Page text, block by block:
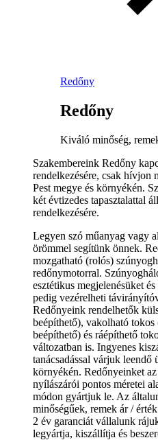
Redőny
Redőny
Kiváló minőség,
Szakembereink Redőny
rendelkezésére, csak hívjon
Pest megye és környékén.
két évtizedes tapasztalattal
rendelkezésére.
Legyen szó műanyag vagy
örömmel segítünk önnek.
mozgatható (rolós)
redőnymotorral.
esztétikus megjelenésüket
pedig vezérelheti
Redőnyeink rendelhetők
beépíthető), vakolható tokos
beépíthető) és ráépíthető
változatban is. Ingyenes
tanácsadással várjuk leendő
környékén. Redőnyeinket
nyílászárói pontos méretei
módon gyártjuk le. Az
minőségűek, remek ár /
2 év garanciát vállalunk
legyártja, kiszállítja és